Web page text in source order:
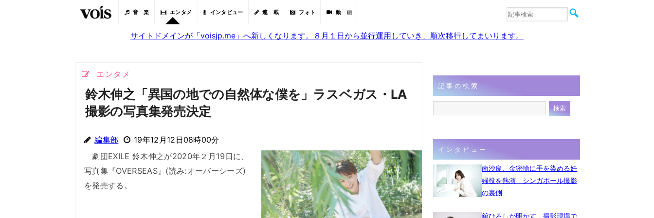
音 楽 エンタメ インタビュー 連 載 フォト 動 画
音楽
サイトドメインが「voisjp.me」へ新しくなります。８月１日から並行運用していき、順次移行してまいります。
エンタメ
鈴木伸之「異国の地での自然体な僕を」ラスベガス・LA
撮影の写真集発売決定
編集部
19年12月12日08時00分
劇団EXILE 鈴木伸之が2020年２月19日に、
写真集『OVERSEAS』(読み:オーバーシーズ)
を発売する。
記事の検索
インタビュー
南沙良、金密輸に手を染める妊
婦役を熱演 シンガポール撮影
の裏側
舘ひろしが明かす、撮影現場で